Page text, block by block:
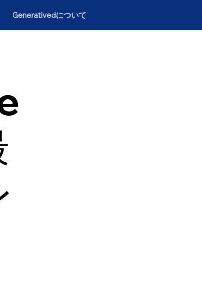
Generativedについて